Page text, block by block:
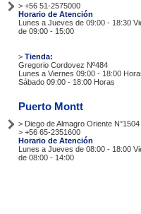
> +56 51-2575000
Horario de Atención
Lunes a Jueves de 09:00 - 18:30
de 09:00 - 15:00
> Tienda:
Gregorio Cordovez Nº484
Lunes a Viernes 09:00 - 18:00
Sábado 09:00 - 18:00 Horas
Puerto Montt
> Diego de Almagro Oriente N°1504
> +56 65-2351600
Horario de Atención
Lunes a Jueves de 08:00 - 18:00
de 08:00 - 14:00